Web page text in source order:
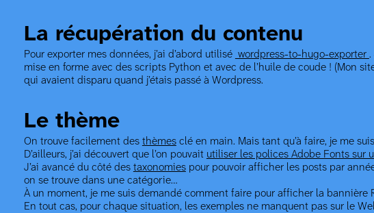
La récupération du contenu
Pour exporter mes données, j’ai d’abord utilisé wordpress-to-hugo-exporter .
mise en forme avec des scripts Python et avec de l’huile de coude ! (Mon
qui avaient disparu quand j’étais passé à Wordpress.
Le thème
On trouve facilement des thèmesclé en main. Mais tant qu’à faire, je me
D’ailleurs, j’ai découvert que l’on pouvait utiliser les polices Adobe Fonts sur
J’ai avancé du côté des taxonomiespour pouvoir afficher les posts par
on se trouve dans une catégorie…
À un moment, je me suis demandé comment faire pour afficher la bannière
En tout cas, pour chaque situation, les exemples ne manquent pas sur le